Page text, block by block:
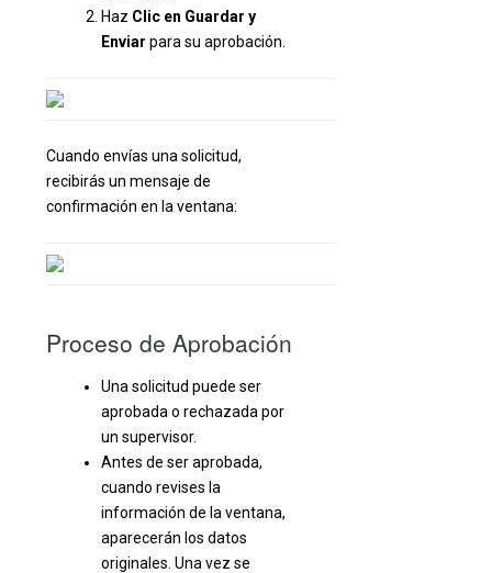
Haz Clic en Guardar y
Enviar para su aprobación.
Cuando envías una solicitud,
recibirás un mensaje de
confirmación en la ventana:
Proceso de Aprobación
Una solicitud puede ser
aprobada o rechazada por
un supervisor.
Antes de ser aprobada,
cuando revises la
información de la ventana,
aparecerán los datos
originales. Una vez se